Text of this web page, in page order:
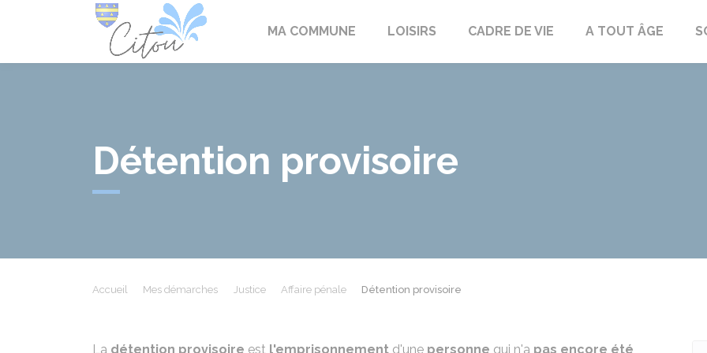
MA COMMUNE LOISIRS CADRE DE VIE A TOUT ÂGE
Détention provisoire
Accueil Mes démarches Justice Affaire pénale Détention provisoire
La détention provisoire est l'emprisonnement d'une personne qui n'a pas encore été